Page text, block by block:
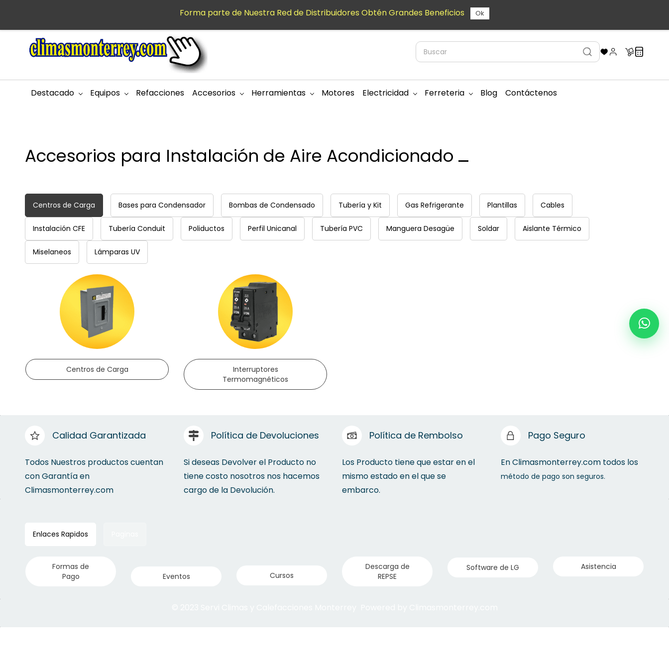
principal
Destacado Equipos Refacciones Accesorios Herramientas Motores Electricidad Ferreteria Blog Contáctenos
Accesorios para Instalación de Aire Acondicionado
Centros de Carga Bases para Condensador Bombas de Condensado Tubería y Kit Gas Refrigerante Plantillas Cables
Instalación CFE Tubería Conduit Poliductos Perfil Unicanal Tubería PVC Manguera Desagüe Soldar Aislante Térmico
Miselaneos Lámparas UV
Centros de Carga
Interruptores
Termomagnéticos
Calidad Garantizada
Todos Nuestros productos cuentan
con Garantía en
Climasmonterrey.com
Política de Devoluciones
Si deseas Devolver el Producto no
tiene costo nosotros nos hacemos
cargo de la Devolución.
Política de Rembolso
Los Producto tiene que estar en el
mismo estado en el que se
embarco.
Pago Seguro
En Climasmonterrey.com todos los
método de pago son seguros.
Enlaces Rapidos
Formas de
Pago
Eventos Cursos
Descarga de
REPSE
Software de LG Asistencia
Forma parte de Nuestra Red de Distribuidores Obtén Grandes Beneficios Ok